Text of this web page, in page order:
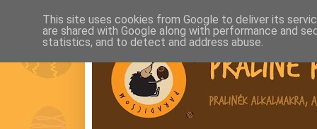
This site uses cookies from Google to deliver its
are shared with Google along with performance and
statistics, and to detect and address abuse.